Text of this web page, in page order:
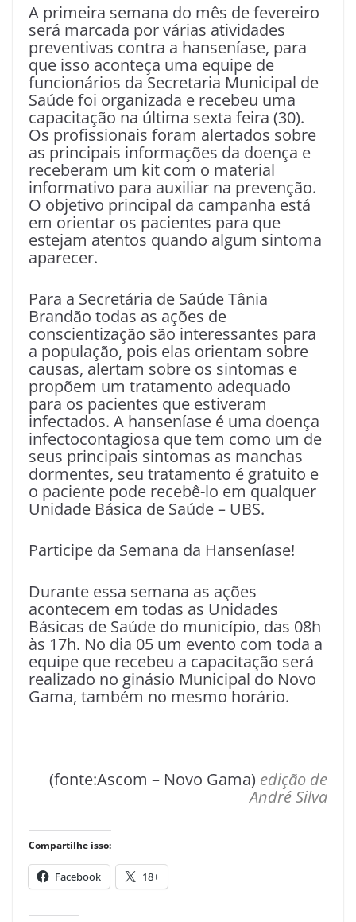
A primeira semana do mês de fevereiro
será marcada por várias atividades
preventivas contra a hanseníase, para
que isso aconteça uma equipe de
funcionários da Secretaria Municipal de
Saúde foi organizada e recebeu uma
capacitação na última sexta feira (30).
Os profissionais foram alertados sobre
as principais informações da doença e
receberam um kit com o material
informativo para auxiliar na prevenção.
O objetivo principal da campanha está
em orientar os pacientes para que
estejam atentos quando algum sintoma
aparecer.
Para a Secretária de Saúde Tânia
Brandão todas as ações de
conscientização são interessantes para
a população, pois elas orientam sobre
causas, alertam sobre os sintomas e
propõem um tratamento adequado
para os pacientes que estiveram
infectados. A hanseníase é uma doença
infectocontagiosa que tem como um de
seus principais sintomas as manchas
dormentes, seu tratamento é gratuito e
o paciente pode recebê-lo em qualquer
Unidade Básica de Saúde – UBS.
Participe da Semana da Hanseníase!
Durante essa semana as ações
acontecem em todas as Unidades
Básicas de Saúde do município, das 08h
às 17h. No dia 05 um evento com toda a
equipe que recebeu a capacitação será
realizado no ginásio Municipal do Novo
Gama, também no mesmo horário.
(fonte:Ascom – Novo Gama) edição de
André Silva
Compartilhe isso:
Facebook 18+